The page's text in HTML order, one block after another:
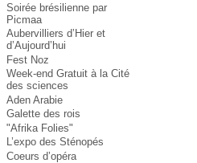
Soirée brésilienne par
Picmaa
Aubervilliers d’Hier et
d’Aujourd’hui
Fest Noz
Week-end Gratuit à la Cité
des sciences
Aden Arabie
Galette des rois
"Afrika Folies"
L’expo des Sténopés
Coeurs d’opéra